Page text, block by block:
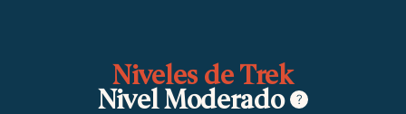
Niveles de Trek
Nivel Moderado